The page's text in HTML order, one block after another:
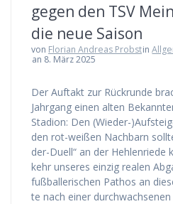
gegen den TSV
die neue Saison
von Florian Andreas Probstin
an 8. März 2025
Der Auf­takt zur Rück­run­de
Jahr­gang einen alten
Sta­di­on: Den (Wieder-
den rot-wei­­ßen Nach­barn
der-Duell“ an der
kehr unse­res ein­zig rea­len
fuß­bal­le­ri­schen Pathos an
te nach einer